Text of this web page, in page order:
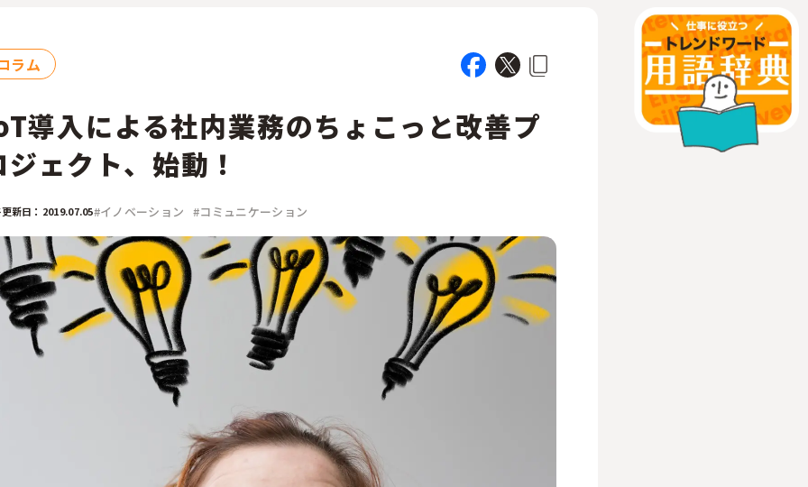
用語辞典
部門
広報 経営企画 人事／人財開発
デジタル／情報システム 事業部 営業／マーケティング
CSR／IR
ラム
導入による社内業務のちょこっと改善プ
ジェクト、始動！
新日：2019.07.05#イノベーション #コミュニケーション